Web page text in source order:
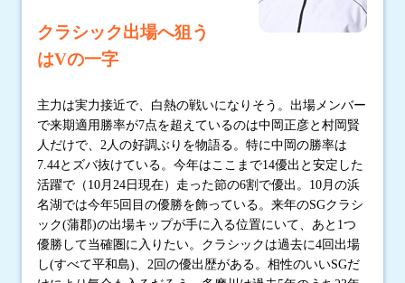
クラシック出場へ狙う
はVの一字
主力は実力接近で、白熱の戦いになりそう。出場メンバー
で来期適用勝率が7点を超えているのは中岡正彦と村岡賢
人だけで、2人の好調ぶりを物語る。特に中岡の勝率は
7.44とズバ抜けている。今年はここまで14優出と安定した
活躍で（10月24日現在）走った節の6割で優出。10月の浜
名湖では今年5回目の優勝を飾っている。来年のSGクラシ
ック(蒲郡)の出場キップが手に入る位置にいて、あと1つ
優勝して当確圏に入りたい。クラシックは過去に4回出場
し(すべて平和島)、2回の優出歴がある。相性のいいSGだ